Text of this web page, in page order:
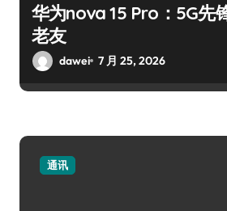
华为nova 15 Pro：5G先
老友
dawei 7 月 25, 2026
通讯